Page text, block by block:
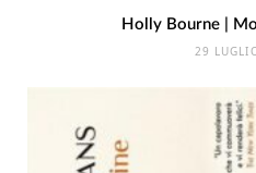
Holly Bourne |
29